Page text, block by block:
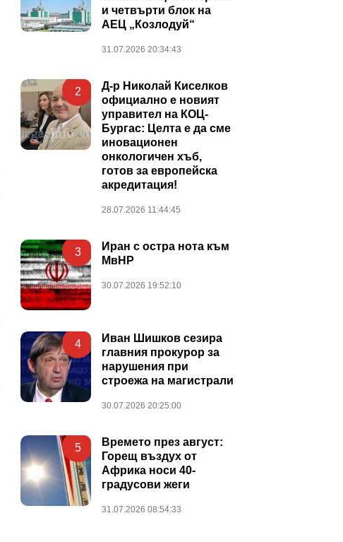
и четвърти блок на
АЕЦ „Козлодуй“
31.07.2026 20:34:43
2
Д-р Николай Киселков
официално е новият
управител на КОЦ-
Бургас: Целта е да сме
иновационен
онкологичен хъб,
готов за европейска
акредитация!
28.07.2026 11:44:45
3
Иран с остра нота към
МвНР
30.07.2026 19:52:10
4
Иван Шишков сезира
главния прокурор за
нарушения при
строежа на магистрали
30.07.2026 20:25:00
5
Времето през август:
Горещ въздух от
Африка носи 40-
градусови жеги
31.07.2026 08:54:33